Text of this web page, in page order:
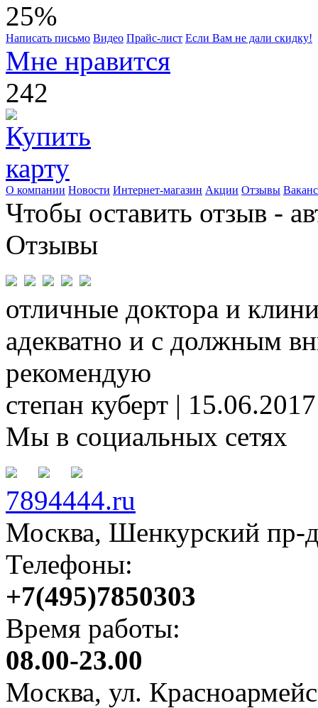
25%
Написать письмо Видео Прайс-лист Если Вам не дали скидку!
Мне нравится
242
О компании Новости Интернет-магазин Акции Отзывы
Чтобы оставить отзыв -
Отзывы
отличные доктора и
адекватно и с должным
рекомендую
степан куберт | 15.06.2017
Мы в социальных сетях
7894444.ru
Москва, Шенкурский пр-
Телефоны:
+7(495)7850303
Время работы:
08.00-23.00
Москва, ул.